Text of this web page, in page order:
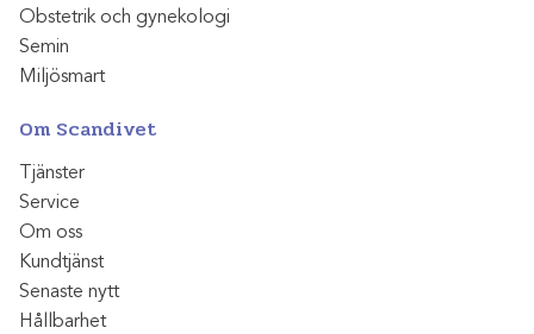
Obstetrik och gynekologi
Semin
Miljösmart
Om Scandivet
Tjänster
Service
Om oss
Kundtjänst
Senaste nytt
Hållbarhet